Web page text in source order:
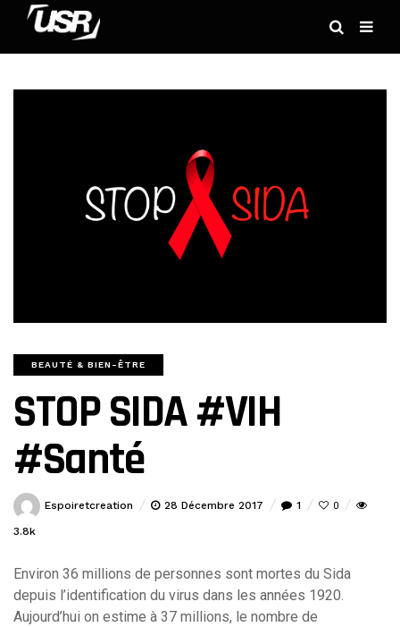
BEAUTÉ & BIEN-ÊTRE
STOP SIDA #VIH
#Santé
Espoiretcreation 28 Décembre 2017 1 0
3.8k
Environ 36 millions de personnes sont mortes du Sida
depuis l’identification du virus dans les années 1920.
Aujourd’hui on estime à 37 millions, le nombre de